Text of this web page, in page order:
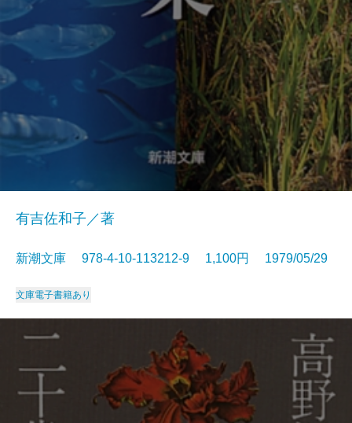
有吉佐和子／著
新潮文庫 978-4-10-113212-9 1,100円 1979/05/29
文庫電子書籍あり